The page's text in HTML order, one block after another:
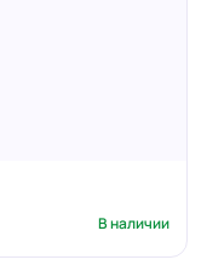
В наличии